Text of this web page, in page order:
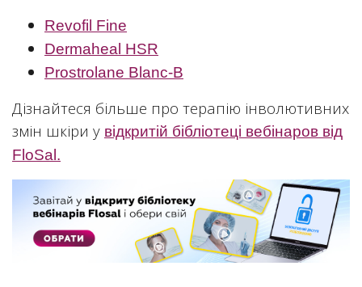
Revofil Fine
Dermaheal HSR
Prostrolane Blanc-B
Дізнайтеся більше про терапію інволютивних
змін шкіри у відкритій бібліотеці вебінаров від
FloSal.